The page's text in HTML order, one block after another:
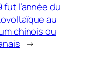
fut l’année du
au
chinois ou
→